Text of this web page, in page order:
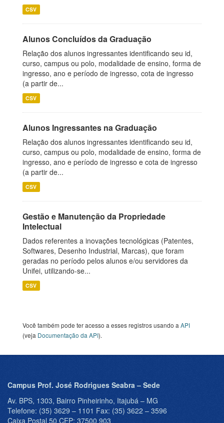
CSV
Alunos Concluídos da Graduação
Relação dos alunos ingressantes identificando seu id,
curso, campus ou polo, modalidade de ensino, forma de
ingresso, ano e período de ingresso, cota de ingresso
(a partir de...
CSV
Alunos Ingressantes na Graduação
Relação dos alunos ingressantes identificando seu id,
curso, campus ou polo, modalidade de ensino, forma de
ingresso, ano e período de ingresso e cota de ingresso
(a partir de...
CSV
Gestão e Manutenção da Propriedade
Intelectual
Dados referentes a inovações tecnológicas (Patentes,
Softwares, Desenho Industrial, Marcas), que foram
geradas no período pelos alunos e/ou servidores da
Unifei, utilizando-se...
CSV
Você também pode ter acesso a esses registros usando a API
(veja Documentação da API).
Campus Prof. José Rodrigues Seabra – Sede
Av. BPS, 1303, Bairro Pinheirinho, Itajubá – MG
Telefone: (35) 3629 – 1101 Fax: (35) 3622 – 3596
Caixa Postal 50 CEP: 37500 903